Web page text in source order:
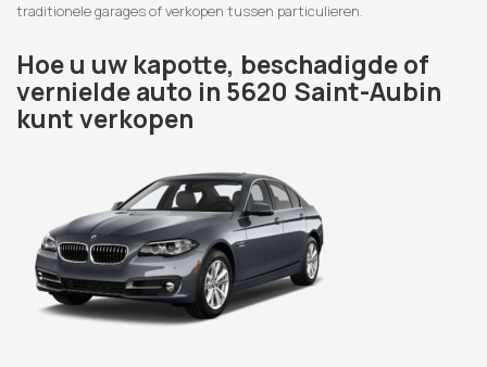
traditionele garages of verkopen tussen particulieren.
Hoe u uw kapotte, beschadigde of
vernielde auto in 5620 Saint-Aubin
kunt verkopen